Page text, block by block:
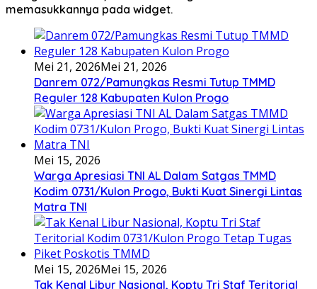
memasukkannya pada widget.
Mei 21, 2026Mei 21, 2026
Danrem 072/Pamungkas Resmi Tutup TMMD
Reguler 128 Kabupaten Kulon Progo
Mei 15, 2026
Warga Apresiasi TNI AL Dalam Satgas TMMD
Kodim 0731/Kulon Progo, Bukti Kuat Sinergi Lintas
Matra TNI
Mei 15, 2026Mei 15, 2026
Tak Kenal Libur Nasional, Koptu Tri Staf Teritorial